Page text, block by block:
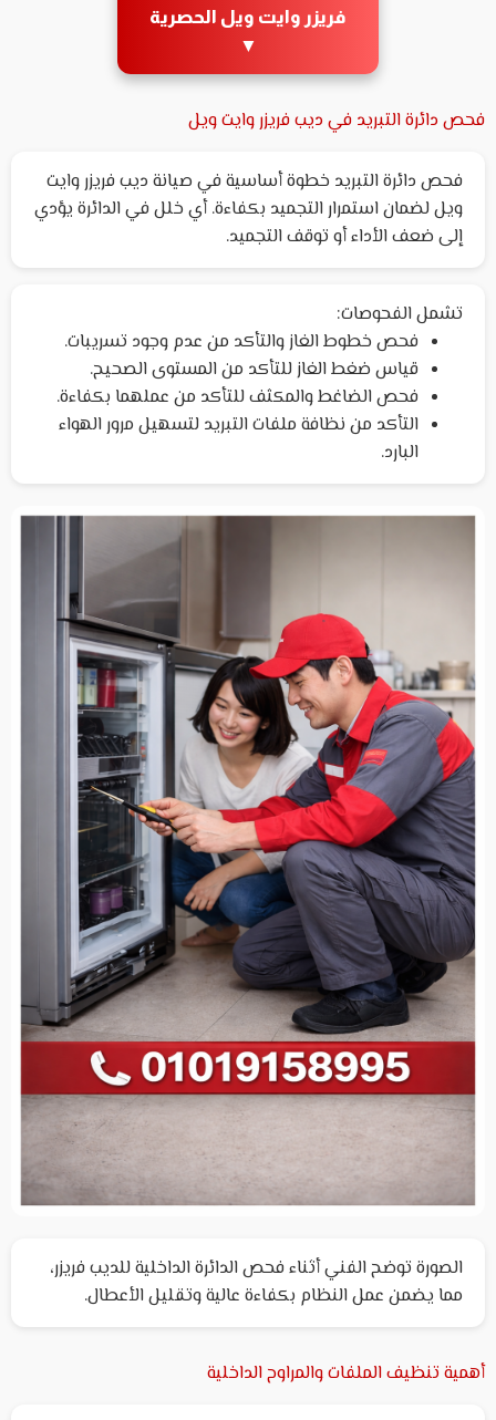
فريزر وايت ويل الحصرية
▼
فحص دائرة التبريد في ديب فريزر وايت ويل
فحص دائرة التبريد خطوة أساسية في صيانة ديب فريزر وايت
ويل لضمان استمرار التجميد بكفاءة. أي خلل في الدائرة يؤدي
إلى ضعف الأداء أو توقف التجميد.
تشمل الفحوصات:
فحص خطوط الغاز والتأكد من عدم وجود تسريبات.
قياس ضغط الغاز للتأكد من المستوى الصحيح.
فحص الضاغط والمكثف للتأكد من عملهما بكفاءة.
التأكد من نظافة ملفات التبريد لتسهيل مرور الهواء
البارد.
الصورة توضح الفني أثناء فحص الدائرة الداخلية للديب فريزر،
مما يضمن عمل النظام بكفاءة عالية وتقليل الأعطال.
أهمية تنظيف الملفات والمراوح الداخلية